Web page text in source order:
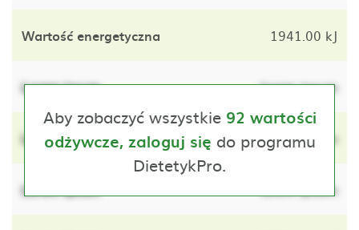
Wartość energetyczna 1941.00 kJ
Lorem ipsum lorem ipsum
Lorem ipsum lorem ipsum
Lorem ipsum lorem ipsum
Aby zobaczyć wszystkie 92 wartości
odżywcze, zaloguj się do programu
DietetykPro.